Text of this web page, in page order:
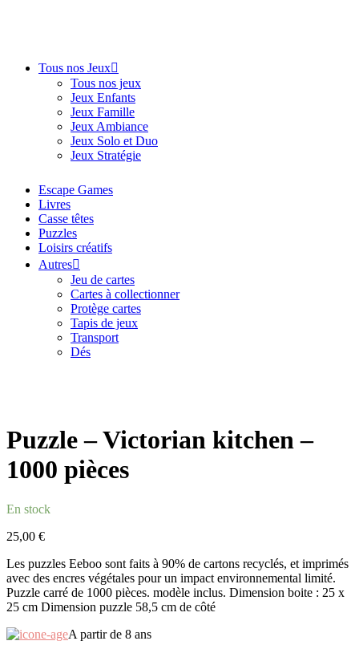
Tous nos Jeux
Tous nos jeux
Jeux Enfants
Jeux Famille
Jeux Ambiance
Jeux Solo et Duo
Jeux Stratégie
Escape Games
Livres
Casse têtes
Puzzles
Loisirs créatifs
Autres
Jeu de cartes
Cartes à collectionner
Protège cartes
Tapis de jeux
Transport
Dés
Puzzle – Victorian kitchen –
1000 pièces
En stock
25,00 €
Les puzzles Eeboo sont faits à 90% de cartons recyclés, et imprimés
avec des encres végétales pour un impact environnemental limité.
Puzzle carré de 1000 pièces. modèle inclus. Dimension boite : 25 x
25 cm Dimension puzzle 58,5 cm de côté
A partir de 8 ans